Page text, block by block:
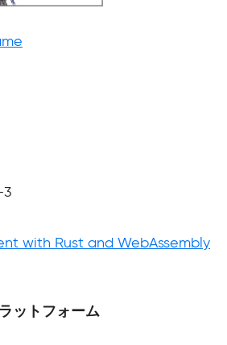
with Rust and WebAssembly
ットフォーム